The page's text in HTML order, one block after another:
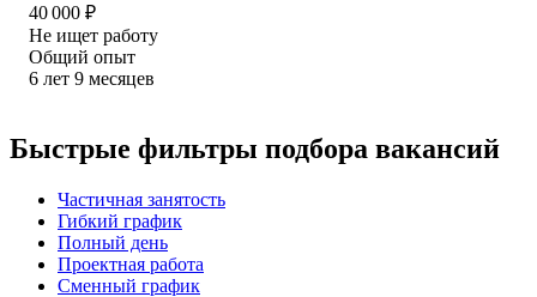
40 000 ₽
Не ищет работу
Общий опыт
6 лет 9 месяцев
Быстрые фильтры подбора вакансий
Частичная занятость
Гибкий график
Полный день
Проектная работа
Сменный график